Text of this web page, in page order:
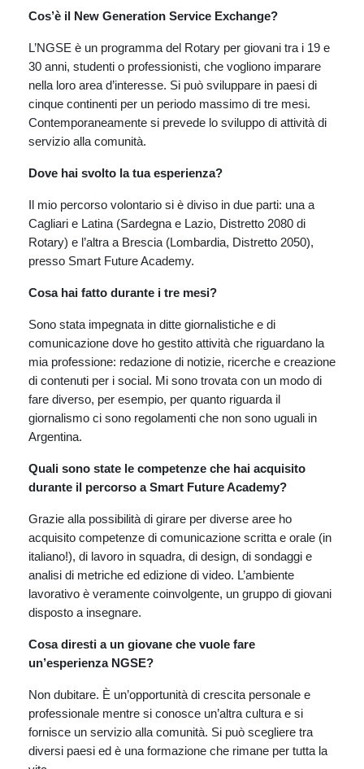
Cos’è il New Generation Service Exchange?
L’NGSE è un programma del Rotary per giovani tra i 19 e
30 anni, studenti o professionisti, che vogliono imparare
nella loro area d’interesse. Si può sviluppare in paesi di
cinque continenti per un periodo massimo di tre mesi.
Contemporaneamente si prevede lo sviluppo di attività di
servizio alla comunità.
Dove hai svolto la tua esperienza?
Il mio percorso volontario si è diviso in due parti: una a
Cagliari e Latina (Sardegna e Lazio, Distretto 2080 di
Rotary) e l’altra a Brescia (Lombardia, Distretto 2050),
presso Smart Future Academy.
Cosa hai fatto durante i tre mesi?
Sono stata impegnata in ditte giornalistiche e di
comunicazione dove ho gestito attività che riguardano la
mia professione: redazione di notizie, ricerche e creazione
di contenuti per i social. Mi sono trovata con un modo di
fare diverso, per esempio, per quanto riguarda il
giornalismo ci sono regolamenti che non sono uguali in
Argentina.
Quali sono state le competenze che hai acquisito
durante il percorso a Smart Future Academy?
Grazie alla possibilità di girare per diverse aree ho
acquisito competenze di comunicazione scritta e orale (in
italiano!), di lavoro in squadra, di design, di sondaggi e
analisi di metriche ed edizione di video. L’ambiente
lavorativo è veramente coinvolgente, un gruppo di giovani
disposto a insegnare.
Cosa diresti a un giovane che vuole fare
un’esperienza NGSE?
Non dubitare. È un’opportunità di crescita personale e
professionale mentre si conosce un’altra cultura e si
fornisce un servizio alla comunità. Si può scegliere tra
diversi paesi ed è una formazione che rimane per tutta la